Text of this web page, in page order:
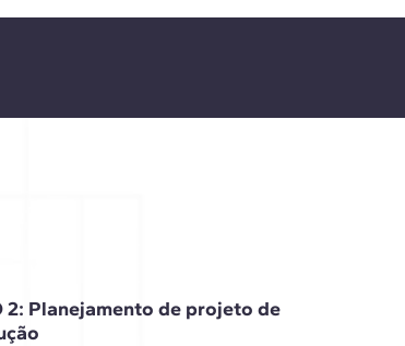
2: Planejamento de projeto de